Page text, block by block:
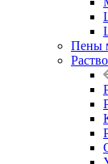
Пены